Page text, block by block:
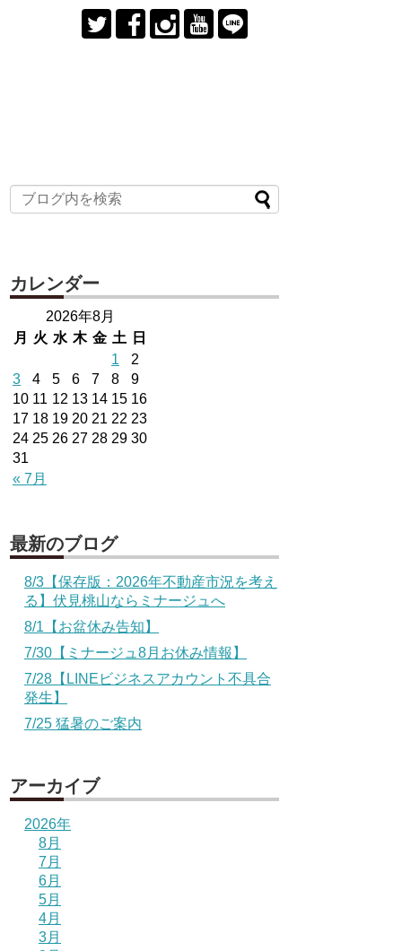
カレンダー
2026年8月
月
火 水 木 金 土 日
« 7月
1
2
3
4 5 6 7 8
9
10 11 12 13 14 15 16
17 18 19 20 21 22 23
24 25 26 27 28 29 30
31
最新のブログ
8/3【保存版：2026年不動産市況を考え
る】伏見桃山ならミナージュへ
8/1【お盆休み告知】
7/30【ミナージュ8月お休み情報】
7/28【LINEビジネスアカウント不具合
発生】
7/25 猛暑のご案内
アーカイブ
2026年
8月
7月
6月
5月
4月
3月